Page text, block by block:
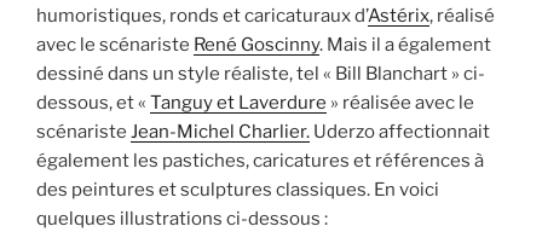
humoristiques, ronds et caricaturaux d’Astérix, réalisé
avec le scénariste René Goscinny. Mais il a également
dessiné dans un style réaliste, tel « Bill Blanchart » ci-
dessous, et « Tanguy et Laverdure » réalisée avec le
scénariste Jean-Michel Charlier. Uderzo affectionnait
également les pastiches, caricatures et références à
des peintures et sculptures classiques. En voici
quelques illustrations ci-dessous :